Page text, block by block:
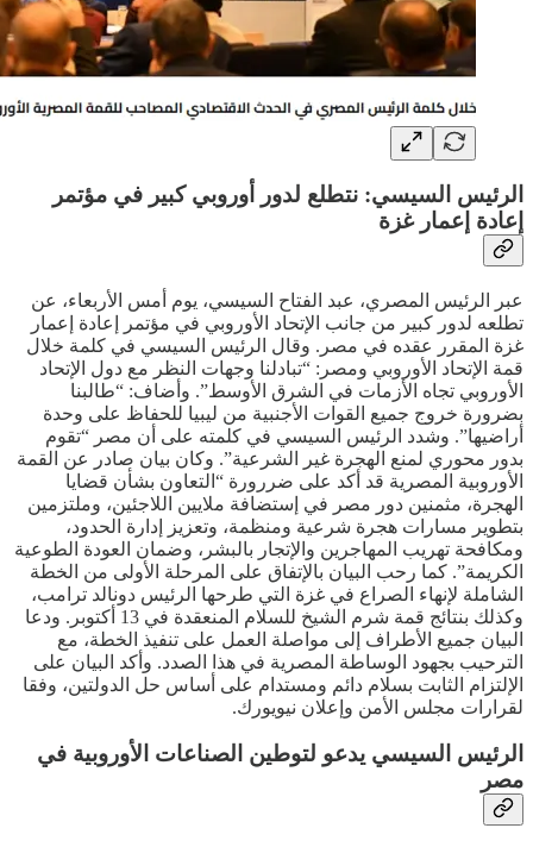
الرئيس السيسي: نتطلع لدور أوروبي كبير في مؤتمر
إعادة إعمار غزة
عبر الرئيس المصري، عبد الفتاح السيسي، يوم أمس الأربعاء، عن
تطلعه لدور كبير من جانب الإتحاد الأوروبي في مؤتمر إعادة إعمار
غزة المقرر عقده في مصر. وقال الرئيس السيسي في كلمة خلال
قمة الإتحاد الأوروبي ومصر: “تبادلنا وجهات النظر مع دول الإتحاد
الأوروبي تجاه الأزمات في الشرق الأوسط”. وأضاف: “طالبنا
بضرورة خروج جميع القوات الأجنبية من ليبيا للحفاظ على وحدة
أراضيها”. وشدد الرئيس السيسي في كلمته على أن مصر “تقوم
بدور محوري لمنع الهجرة غير الشرعية”. وكان بيان صادر عن القمة
الأوروبية المصرية قد أكد على ضررورة “التعاون بشأن قضايا
الهجرة، مثمنين دور مصر في إستضافة ملايين اللاجئين، وملتزمين
بتطوير مسارات هجرة شرعية ومنظمة، وتعزيز إدارة الحدود،
ومكافحة تهريب المهاجرين والإتجار بالبشر، وضمان العودة الطوعية
الكريمة”. كما رحب البيان بالإتفاق على المرحلة الأولى من الخطة
الشاملة لإنهاء الصراع في غزة التي طرحها الرئيس دونالد ترامب،
وكذلك بنتائج قمة شرم الشيخ للسلام المنعقدة في 13 أكتوبر. ودعا
البيان جميع الأطراف إلى مواصلة العمل على تنفيذ الخطة، مع
الترحيب بجهود الوساطة المصرية في هذا الصدد. وأكد البيان على
الإلتزام الثابت بسلام دائم ومستدام على أساس حل الدولتين، وفقا
لقرارات مجلس الأمن وإعلان نيويورك.
الرئيس السيسي يدعو لتوطين الصناعات الأوروبية في
مصر